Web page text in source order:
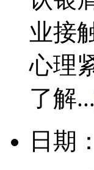
业接
心理
了解...
日期